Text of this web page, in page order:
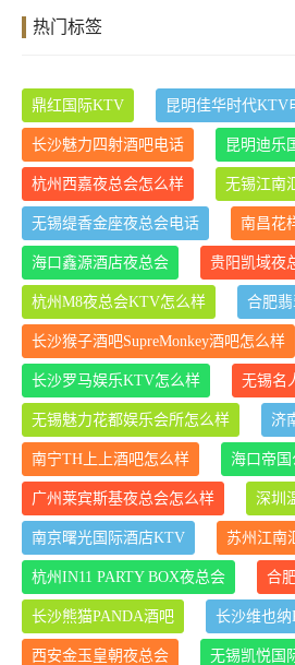
热门标签
鼎红国际KTV 昆明佳华时代KTV
长沙魅力四射酒吧电话 昆明迪乐
杭州西嘉夜总会怎么样 无锡江南
无锡缇香金座夜总会电话 南昌花
海口鑫源酒店夜总会 贵阳凯域夜
杭州M8夜总会KTV怎么样 合肥
长沙猴子酒吧SupreMonkey酒吧怎么样
长沙罗马娱乐KTV怎么样 无锡名
无锡魅力花都娱乐会所怎么样 济
南宁TH上上酒吧怎么样 海口帝
广州莱宾斯基夜总会怎么样 深圳
南京曙光国际酒店KTV 苏州江南
杭州IN11 PARTY BOX夜总会 合
长沙熊猫PANDA酒吧 长沙维也
西安金玉皇朝夜总会 无锡凯悦国